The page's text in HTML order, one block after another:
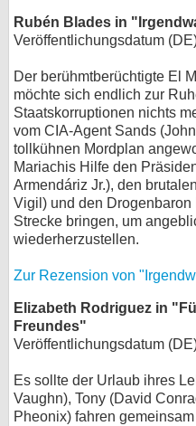
Rubén Blades in
Veröffentlichungsdatum
Der berühmtberüchtigte El
möchte sich endlich zur
Staatskorruptionen nichts
vom CIA-Agent Sands
tollkühnen Mordplan
Mariachis Hilfe den
Armendáriz Jr.), den
Vigil) und den
Strecke bringen, um
wiederherzustellen.
Zur Rezension von
Elizabeth Rodriguez in
Freundes"
Veröffentlichungsdatum
Es sollte der Urlaub ihres
Vaughn), Tony (David
Pheonix) fahren